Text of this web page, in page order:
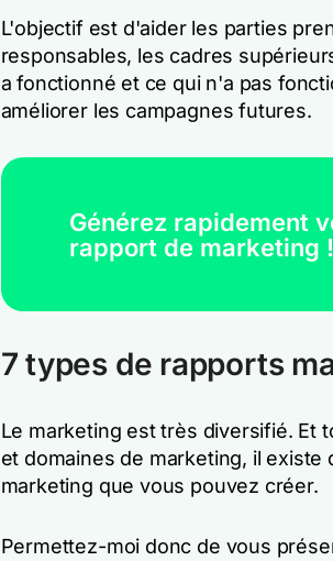
L'objectif est d'aider les parties
responsables, les cadres
a fonctionné et ce qui n'a pas
améliorer les campagnes futures.
Générez rapidement
rapport de marketing !
7 types de rapports
Le marketing est très diversifié. Et
et domaines de marketing, il
marketing que vous pouvez créer.
Permettez-moi donc de vous